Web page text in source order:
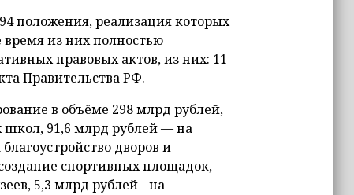
положения, реализация которых
время из них полностью
правовых актов, из них: 11
Правительства РФ.
в объёме 298 млрд рублей,
школ, 91,6 млрд рублей — на
дворов и
спортивных площадок,
5,3 млрд рублей - на